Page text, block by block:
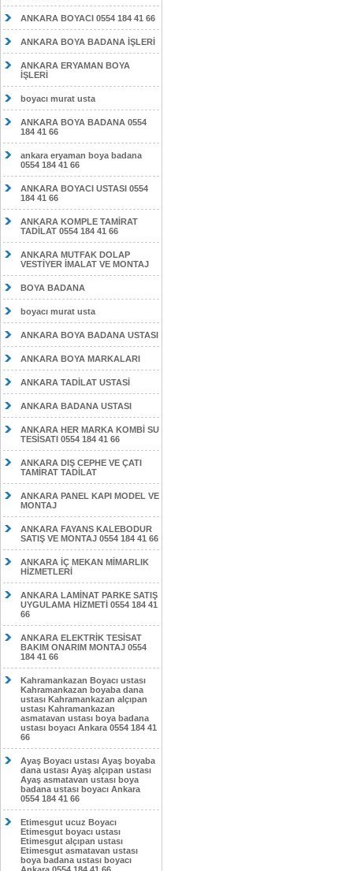
ANKARA BOYACI 0554 184 41 66
ANKARA BOYA BADANA İŞLERİ
ANKARA ERYAMAN BOYA
İŞLERİ
boyacı murat usta
ANKARA BOYA BADANA 0554
184 41 66
ankara eryaman boya badana
0554 184 41 66
ANKARA BOYACI USTASI 0554
184 41 66
ANKARA KOMPLE TAMİRAT
TADİLAT 0554 184 41 66
ANKARA MUTFAK DOLAP
VESTİYER İMALAT VE MONTAJ
BOYA BADANA
boyacı murat usta
ANKARA BOYA BADANA USTASI
ANKARA BOYA MARKALARI
ANKARA TADİLAT USTASİ
ANKARA BADANA USTASI
ANKARA HER MARKA KOMBİ SU
TESİSATI 0554 184 41 66
ANKARA DIŞ CEPHE VE ÇATI
TAMİRAT TADİLAT
ANKARA PANEL KAPI MODEL VE
MONTAJ
ANKARA FAYANS KALEBODUR
SATIŞ VE MONTAJ 0554 184 41 66
ANKARA İÇ MEKAN MİMARLIK
HİZMETLERİ
ANKARA LAMİNAT PARKE SATIŞ
UYGULAMA HİZMETİ 0554 184 41
66
ANKARA ELEKTRİK TESİSAT
BAKIM ONARIM MONTAJ 0554
184 41 66
Kahramankazan Boyacı ustası
Kahramankazan boyaba dana
ustası Kahramankazan alçıpan
ustası Kahramankazan
asmatavan ustası boya badana
ustası boyacı Ankara 0554 184 41
66
Ayaş Boyacı ustası Ayaş boyaba
dana ustası Ayaş alçıpan ustası
Ayaş asmatavan ustası boya
badana ustası boyacı Ankara
0554 184 41 66
Etimesgut ucuz Boyacı
Etimesgut boyacı ustası
Etimesgut alçıpan ustası
Etimesgut asmatavan ustası
boya badana ustası boyacı